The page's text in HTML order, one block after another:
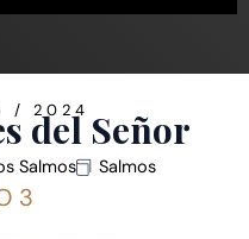
/ 2024
del Señor
Salmos Salmos
3